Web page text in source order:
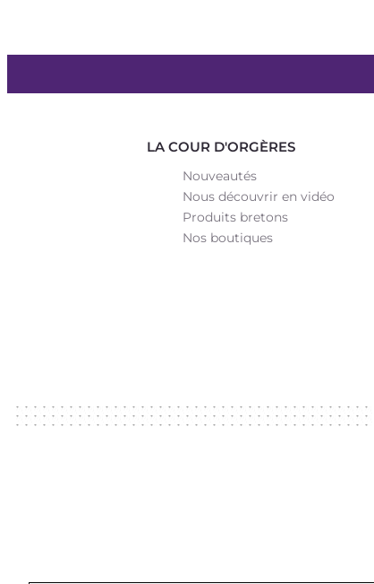
LA COUR D'ORGÈRES
Nouveautés
Nous découvrir en vidéo
Produits bretons
Nos boutiques